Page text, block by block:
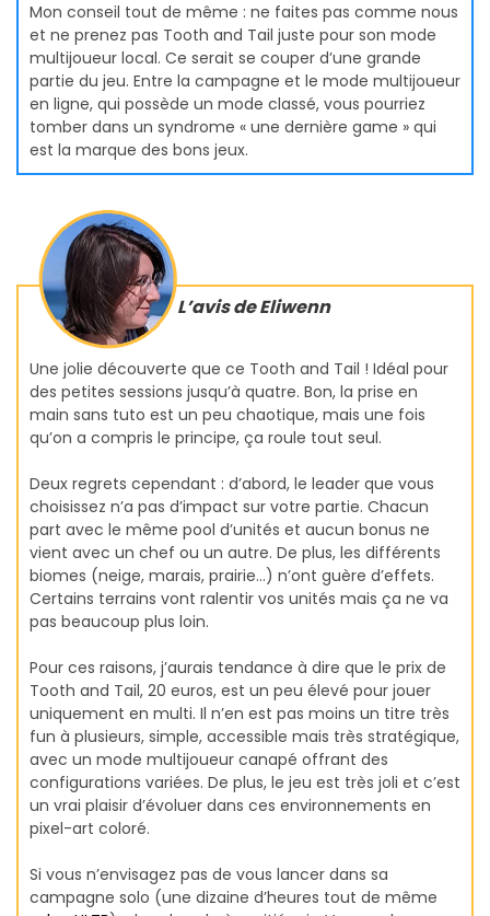
Mon conseil tout de même : ne faites pas comme nous
et ne prenez pas Tooth and Tail juste pour son mode
multijoueur local. Ce serait se couper d’une grande
partie du jeu. Entre la campagne et le mode multijoueur
en ligne, qui possède un mode classé, vous pourriez
tomber dans un syndrome « une dernière game » qui
est la marque des bons jeux.
L’avis de Eliwenn
Une jolie découverte que ce Tooth and Tail ! Idéal pour
des petites sessions jusqu’à quatre. Bon, la prise en
main sans tuto est un peu chaotique, mais une fois
qu’on a compris le principe, ça roule tout seul.
Deux regrets cependant : d’abord, le leader que vous
choisissez n’a pas d’impact sur votre partie. Chacun
part avec le même pool d’unités et aucun bonus ne
vient avec un chef ou un autre. De plus, les différents
biomes (neige, marais, prairie…) n’ont guère d’effets.
Certains terrains vont ralentir vos unités mais ça ne va
pas beaucoup plus loin.
Pour ces raisons, j’aurais tendance à dire que le prix de
Tooth and Tail, 20 euros, est un peu élevé pour jouer
uniquement en multi. Il n’en est pas moins un titre très
fun à plusieurs, simple, accessible mais très stratégique,
avec un mode multijoueur canapé offrant des
configurations variées. De plus, le jeu est très joli et c’est
un vrai plaisir d’évoluer dans ces environnements en
pixel-art coloré.
Si vous n’envisagez pas de vous lancer dans sa
campagne solo (une dizaine d’heures tout de même